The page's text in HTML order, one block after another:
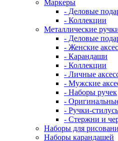
Маркеры
- Деловые
- Коллекции
Металлические
- Деловые
- Женские
- Карандаши
- Коллекции
- Личные
- Мужские
- Наборы ручек
-
- Ручки-
- Стержни и
Наборы для
Наборы карандашей